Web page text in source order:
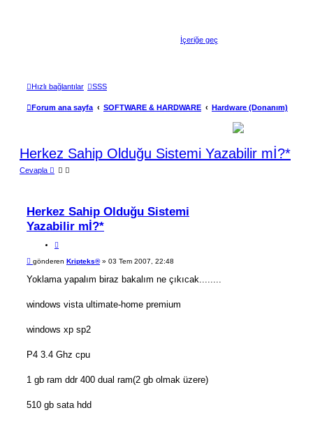
İçeriğe geç
Hızlı bağlantılar SSS
Forum ana sayfa SOFTWARE & HARDWARE Hardware (Donanım)
Herkez Sahip Olduğu Sistemi Yazabilir mİ?*
Cevapla
Herkez Sahip Olduğu Sistemi
Yazabilir mİ?*
ı
t
M
s
gönderen Kripteks®» 03 Tem 2007, 22:48
Yoklama yapalım biraz bakalım ne çıkıcak........
windows vista ultimate-home premium
windows xp sp2
P4 3.4 Ghz cpu
1 gb ram ddr 400 dual ram(2 gb olmak üzere)
510 gb sata hdd